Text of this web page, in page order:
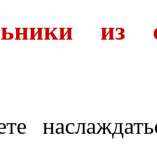
из